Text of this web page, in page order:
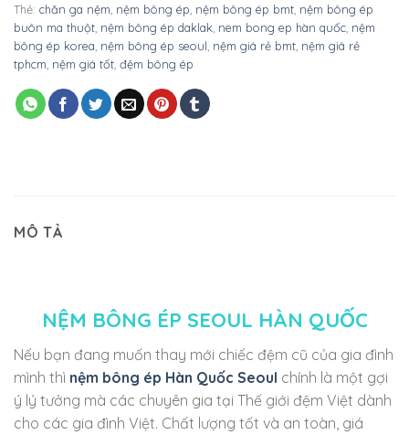
Thẻ: chăn ga nệm nệm bông ép nệm bông ép bmt nệm bông ép
buôn ma thuột nệm bông ép daklak nem bong ep hàn quốc nệm
bông ép korea nệm bông ép seoul nệm giá rẻ bmt nệm giá rẻ
tphcm nệm giá tốt đệm bông ép
MÔ TẢ
NỆM BÔNG ÉP SEOUL HÀN QUỐC
Nếu bạn đang muốn thay mới chiếc đệm cũ của gia đình
mình thì nệm bông ép Hàn Quốc Seoul chính là một gợi
ý lý tưởng mà các chuyên gia tại Thế giới đệm Việt dành
cho các gia đình Việt. Chất lượng tốt và an toàn, giá